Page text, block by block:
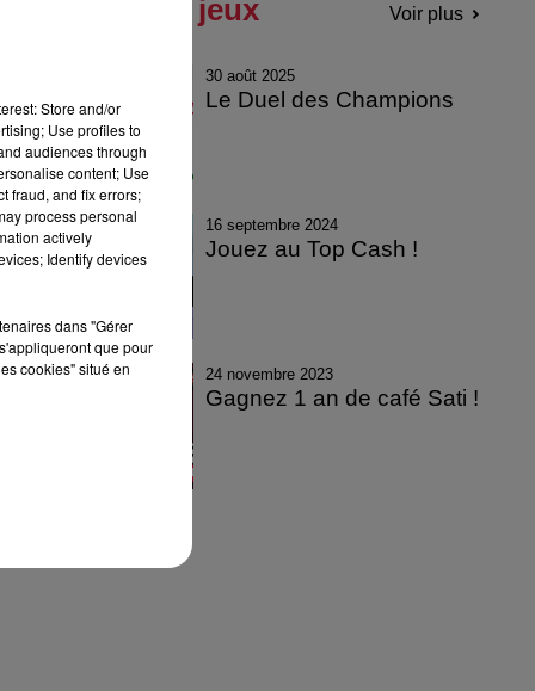
Tous les jeux Voir plus
30 août 2025
Le Duel des Champions
16 septembre 2024
Jouez au Top Cash !
24 novembre 2023
Gagnez 1 an de café Sati !
Store and/or
Use profiles to
audiences through
content; Use
fraud, and fix errors;
process personal
actively
Identify devices
dans "Gérer
que pour
cookies" situé en